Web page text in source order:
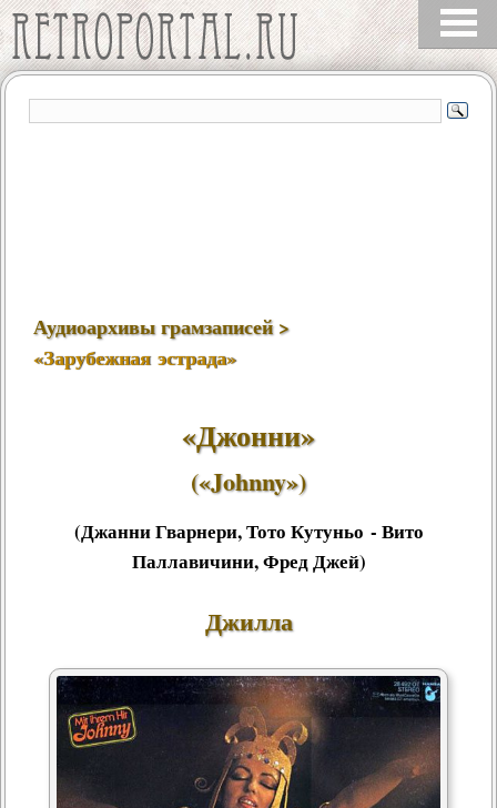
Аудиоархивы грамзаписей >
«Зарубежная эстрада»
«Джонни»
(«Johnny»)
(Джанни Гварнери, Тото Кутуньо - Вито
Паллавичини, Фред Джей)
Джилла